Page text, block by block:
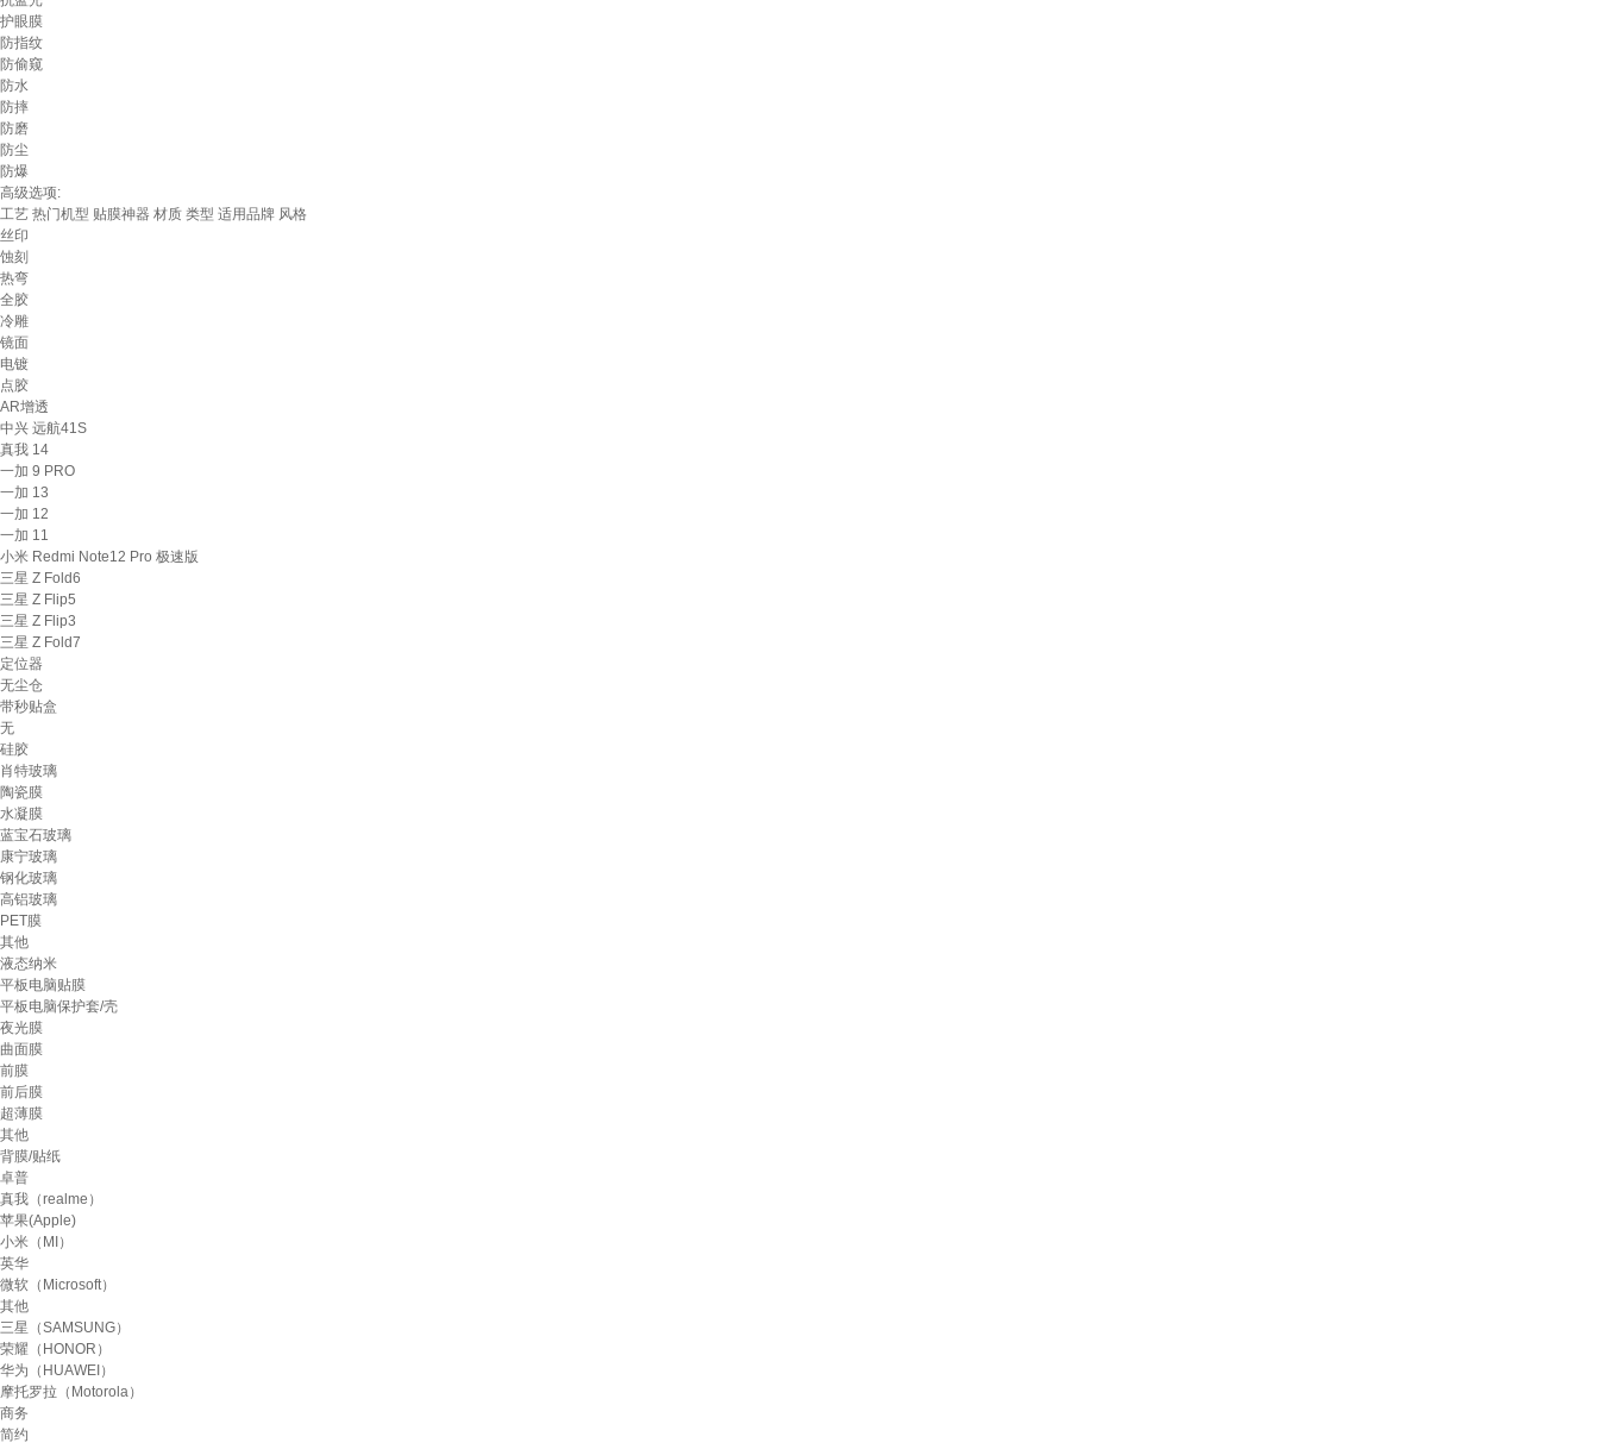
护眼膜
防指纹
防偷窥
防水
防摔
防磨
防尘
防爆
高级选项:
工艺 热门机型 贴膜神器 材质 类型 适用品牌 风格
丝印
蚀刻
热弯
全胶
冷雕
镜面
电镀
点胶
AR增透
中兴 远航41S
真我 14
一加 9 PRO
一加 13
一加 12
一加 11
小米 Redmi Note12 Pro 极速版
三星 Z Fold6
三星 Z Flip5
三星 Z Flip3
三星 Z Fold7
定位器
无尘仓
带秒贴盒
无
硅胶
肖特玻璃
陶瓷膜
水凝膜
蓝宝石玻璃
康宁玻璃
钢化玻璃
高铝玻璃
PET膜
其他
液态纳米
平板电脑贴膜
平板电脑保护套/壳
夜光膜
曲面膜
前膜
前后膜
超薄膜
其他
背膜/贴纸
卓普
真我（realme）
苹果(Apple)
小米（MI）
英华
微软（Microsoft）
其他
三星（SAMSUNG）
荣耀（HONOR）
华为（HUAWEI）
摩托罗拉（Motorola）
商务
简约